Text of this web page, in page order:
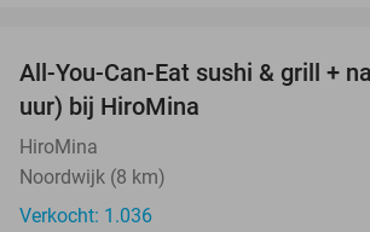
All-You-Can-Eat sushi & grill +
uur) bij HiroMina
HiroMina
Noordwijk (8 km)
Verkocht: 1.036